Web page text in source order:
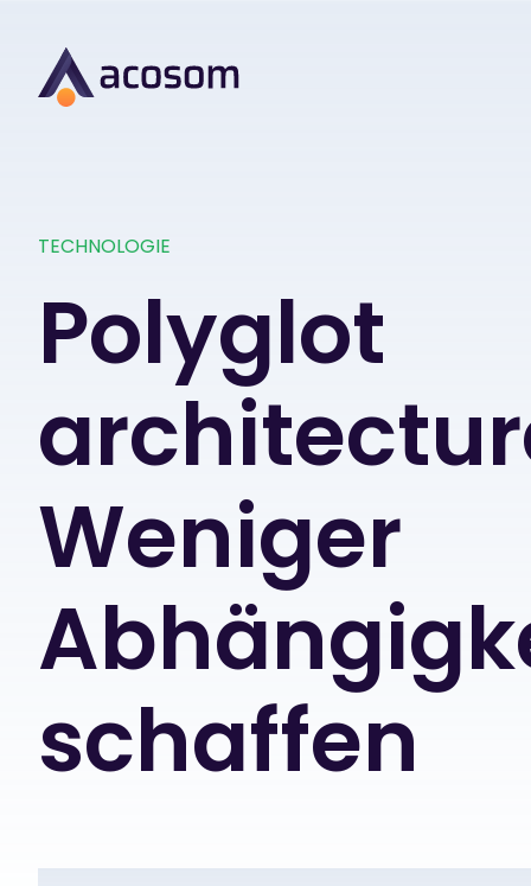
TECHNOLOGIE
Polyglot
Weniger
schaffen